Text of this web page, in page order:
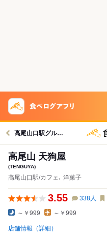
高尾山口駅グルメへ
高尾山 天狗屋
(TENGUYA)
高尾山口駅/カフェ､ 洋菓子
3.55 338人
～￥999 ～￥999
店舗情報（詳細）